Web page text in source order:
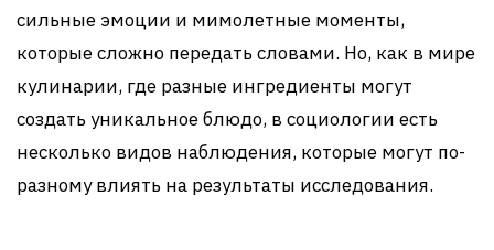
сильные эмоции и мимолетные моменты,
которые сложно передать словами. Но, как в мире
кулинарии, где разные ингредиенты могут
создать уникальное блюдо, в социологии есть
несколько видов наблюдения, которые могут по-
разному влиять на результаты исследования.